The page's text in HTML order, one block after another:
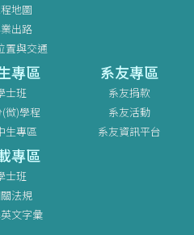
地圖
出路
置與交通
專區
士班
微)學程
生專區
系友專區
系友捐款
系友活動
系友資訊平台
專區
士班
法規
文字彙